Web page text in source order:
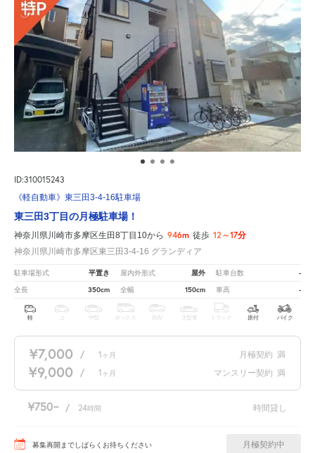
ID:310015243
《軽自動車》東三田3-4-16駐車場
東三田3丁目の月極駐車場！
神奈川県川崎市多摩区生田8丁目10から 946m 徒歩 12～17分
神奈川県川崎市多摩区東三田3-4-16 グランディア
駐車場形式 平置き 屋内外形式 屋外 駐車台数 -
全長 350cm 全幅 150cm 車高 -
軽 中型 ボックス SUV 大型車 トラック 原付 バイク
¥7,000 / 1 ヶ月 月極契約 満
¥9,000 / 1 ヶ月 マンスリー契約 満
¥750 / 24時間 時間貸し
募集再開までしばらくお待ちください 月極契約中